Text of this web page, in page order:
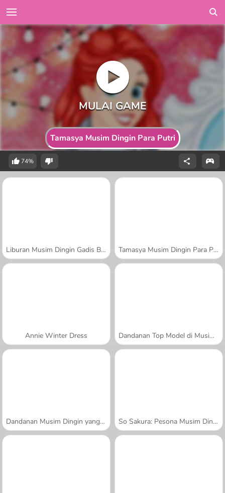
Tamasya Musim Dingin Para Putri
74%
Liburan Musim Dingin Gadis Bersaudara Tamasya Musim Dingin Para Putri
Annie Winter Dress Dandanan Top Model di Musim Dingin:
Dandanan Musim Dingin yang Glamor So Sakura: Pesona Musim Dingin